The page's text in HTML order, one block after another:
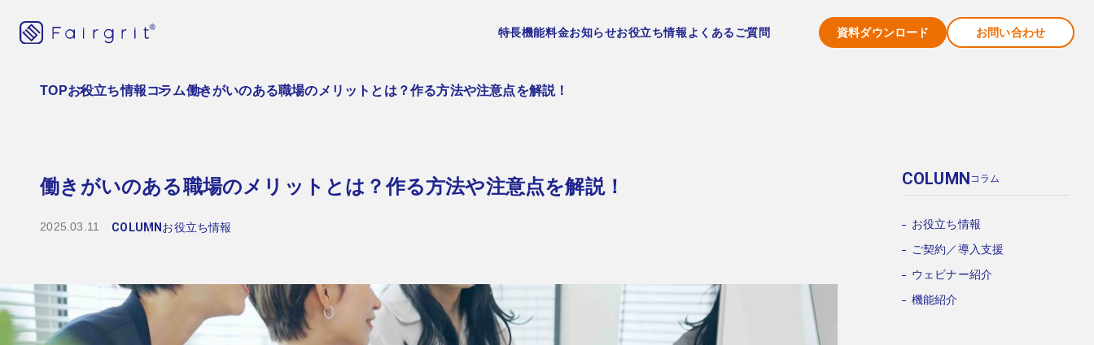
特長機能料金お知らせお役立ち情報 よくあるご質問 資料ダウンロード お問い合わせ
TOPお役立ち情報コラム働きがいのある職場のメリットとは？作る方法や注意点を解説！
働きがいのある職場のメリットとは？作る方法や注意点を解説！
2025.03.11 COLUMNお役立ち情報
COLUMNコラム
お役立ち情報
ご契約／導入支援
ウェビナー紹介
機能紹介